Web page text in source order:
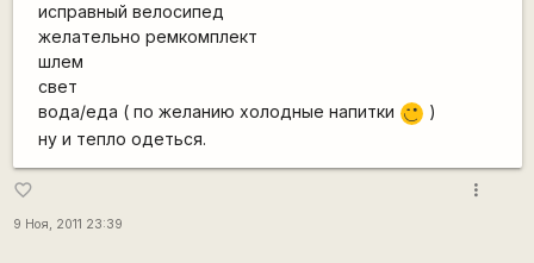
исправный велосипед
желательно ремкомплект
шлем
свет
вода/еда ( по желанию холодные напитки
;)
)
ну и тепло одеться.
favorite_border
9 Ноя, 2011 23:39
more_vert